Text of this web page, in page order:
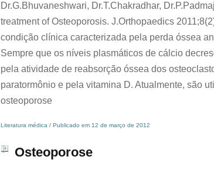
Dr.G.Bhuvaneshwari, Dr.T.Chakradhar,
treatment of Osteoporosis. J.Orthopaedics
condição clínica caracterizada pela perda óssea
Sempre que os níveis plasmáticos de cálcio
pela atividade de reabsorção óssea dos
paratormônio e pela vitamina D. Atualmente, são
osteoporose
Literatura médica / Publicado em 12 de março de 2012
Osteoporose